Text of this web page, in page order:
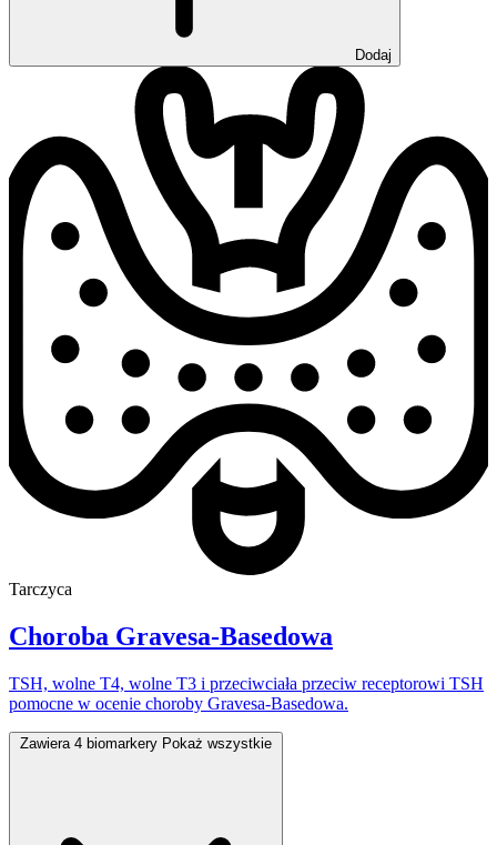
Dodaj
Tarczyca
Choroba Gravesa-Basedowa
TSH, wolne T4, wolne T3 i przeciwciała przeciw receptorowi TSH
pomocne w ocenie choroby Gravesa-Basedowa.
Zawiera 4 biomarkery Pokaż wszystkie